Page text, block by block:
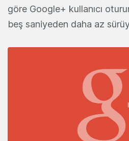
göre Google+ kullanıcı
beş saniyeden daha az